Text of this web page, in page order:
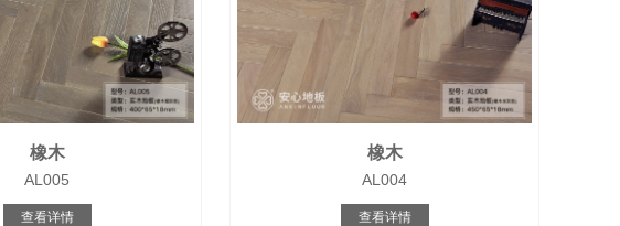
橡木
AL005
查看详情
橡木
AL004
查看详情